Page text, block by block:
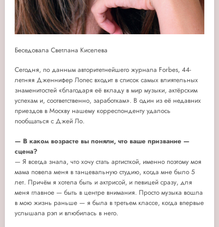
Беседовала Светлана Киселева
Сегодня, по данным авторитетнейшего журнала Forbes, 44-
летняя Дженнифер Лопес входит в список самых влиятельных
знаменитостей «благодаря её вкладу в мир музыки, актёрским
успехам и, соответственно, заработкам». В один из её недавних
приездов в Москву нашему корреспонденту удалось
пообщаться с Джей Ло.
— В каком возрасте вы поняли, что ваше призвание —
сцена?
— Я всегда знала, что хочу стать артисткой, именно поэтому моя
мама повела меня в танцевальную студию, когда мне было 5
лет. Причём я хотела быть и актрисой, и певицей сразу, для
меня главное — быть в центре внимания. Просто музыка вошла
в мою жизнь раньше — я была в третьем классе, когда впервые
услышала рэп и влюбилась в него.